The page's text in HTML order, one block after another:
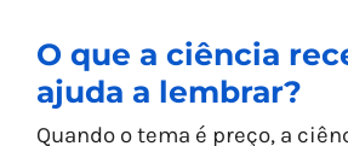
O que a ciência
ajuda a lembrar?
Quando o tema é preço, a